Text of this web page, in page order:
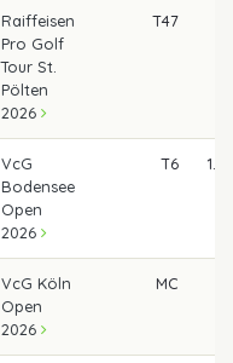
Raiffeisen
Pro Golf
Tour St.
Pölten
2026
T47
VcG
Bodensee
Open
2026
T6
VcG Köln
Open
2026
MC